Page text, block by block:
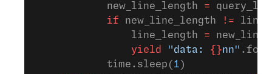
            new_line_length
=
            if
new_line_length !=
                line_length
=
                yield
"data: {}nn"
            time.sleep(
1 )